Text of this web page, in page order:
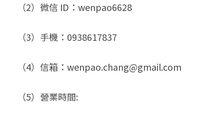
（2）微信 ID：wenpao6628
（3）手機：0938617837
（4）信箱：wenpao.chang@gmail.com
（5）營業時間: